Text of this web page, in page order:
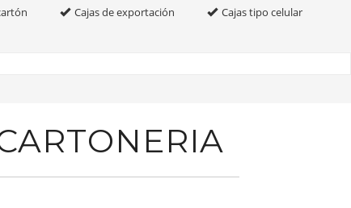
Cajas de exportación
Cajas tipo celular